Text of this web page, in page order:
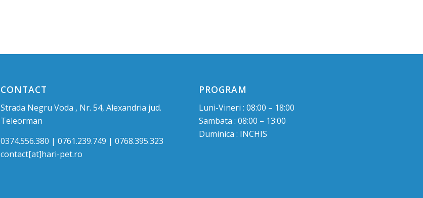
CONTACT
Strada Negru Voda , Nr. 54, Alexandria jud.
Teleorman
0374.556.380 | 0761.239.749 | 0768.395.323
contact[at]hari-pet.ro
PROGRAM
Luni-Vineri : 08:00 – 18:00
Sambata : 08:00 – 13:00
Duminica : INCHIS